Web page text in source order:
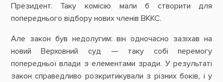
Президент. Таку комісію мали б створити для
попереднього відбору нових членів ВККС.
Але закон був недолугим: він одночасно зазіхав на
новий Верховний суд — таку собі перемогу
попередньої влади з елементами зради. У результаті
закон справедливо розкритикували з різних боків, і у